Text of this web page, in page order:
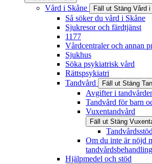
Vård i Skåne Fäll ut Stäng Vård
Så söker du vård i Skåne
Sjukresor och färdtjänst
1177
Vårdcentraler och annan
Sjukhus
Söka psykiatrisk vård
Rättspsykiatri
Tandvård
Fäll ut Stäng
Avgifter i
Tandvård för barn
Vuxentandvård
Fäll ut Stäng
Om du inte är nöjd
tandvårdsbehandling
Hjälpmedel och stöd